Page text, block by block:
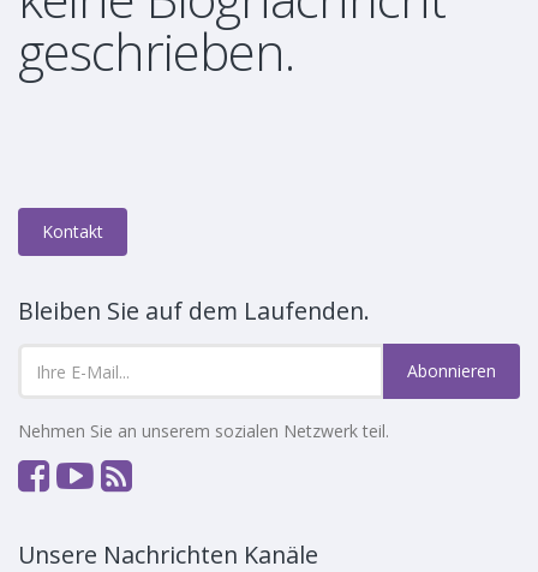
geschrieben.
Kontakt
Bleiben Sie auf dem Laufenden.
Abonnieren
Nehmen Sie an unserem sozialen Netzwerk teil.
Unsere Nachrichten Kanäle